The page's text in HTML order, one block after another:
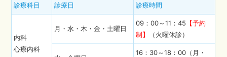
診療科目 診療日 診療時間
内科
心療内科
月・水・木・金・土曜日
09：00～11：45 【予約
制】
（火曜休診）
16：30～18：00（月・